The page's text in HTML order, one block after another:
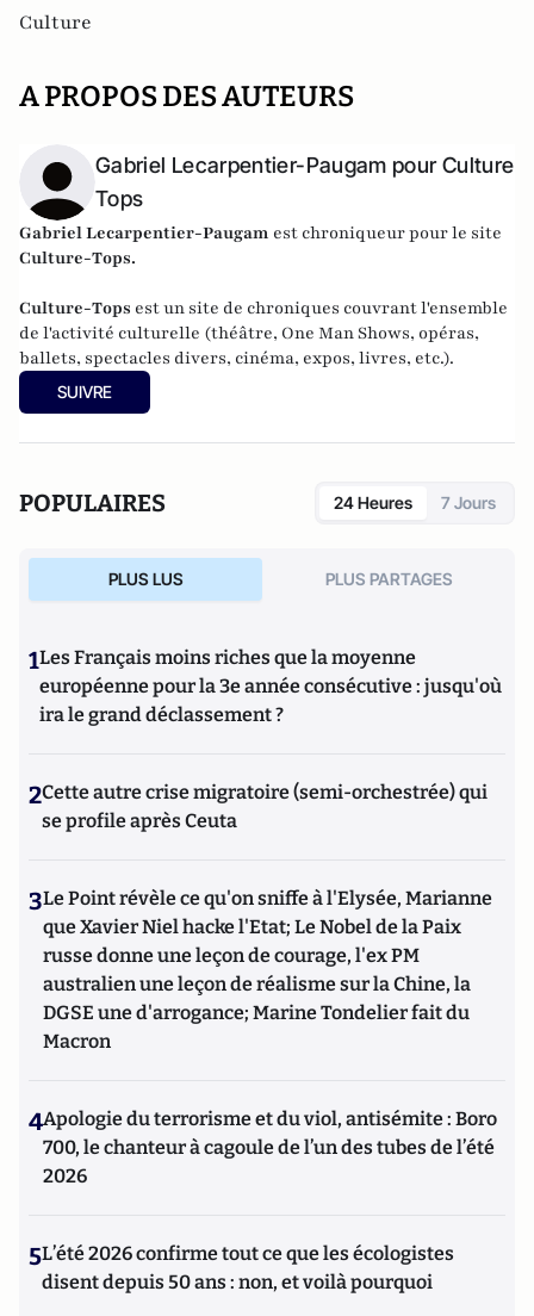
Culture
A PROPOS DES AUTEURS
Gabriel Lecarpentier-Paugam pour Culture
Tops
Gabriel Lecarpentier-Paugam est chroniqueur pour le site
Culture-Tops.
Culture-Tops est un site de chroniques couvrant l'ensemble
de l'activité culturelle (théâtre, One Man Shows, opéras,
ballets, spectacles divers, cinéma, expos, livres, etc.).
SUIVRE
POPULAIRES 24 Heures 7 Jours
PLUS LUS PLUS PARTAGES
1Les Français moins riches que la moyenne
européenne pour la 3e année consécutive : jusqu'où
ira le grand déclassement ?
2Cette autre crise migratoire (semi-orchestrée) qui
se profile après Ceuta
3Le Point révèle ce qu'on sniffe à l'Elysée, Marianne
que Xavier Niel hacke l'Etat; Le Nobel de la Paix
russe donne une leçon de courage, l'ex PM
australien une leçon de réalisme sur la Chine, la
DGSE une d'arrogance; Marine Tondelier fait du
Macron
4Apologie du terrorisme et du viol, antisémite : Boro
700, le chanteur à cagoule de l’un des tubes de l’été
2026
5L’été 2026 confirme tout ce que les écologistes
disent depuis 50 ans : non, et voilà pourquoi